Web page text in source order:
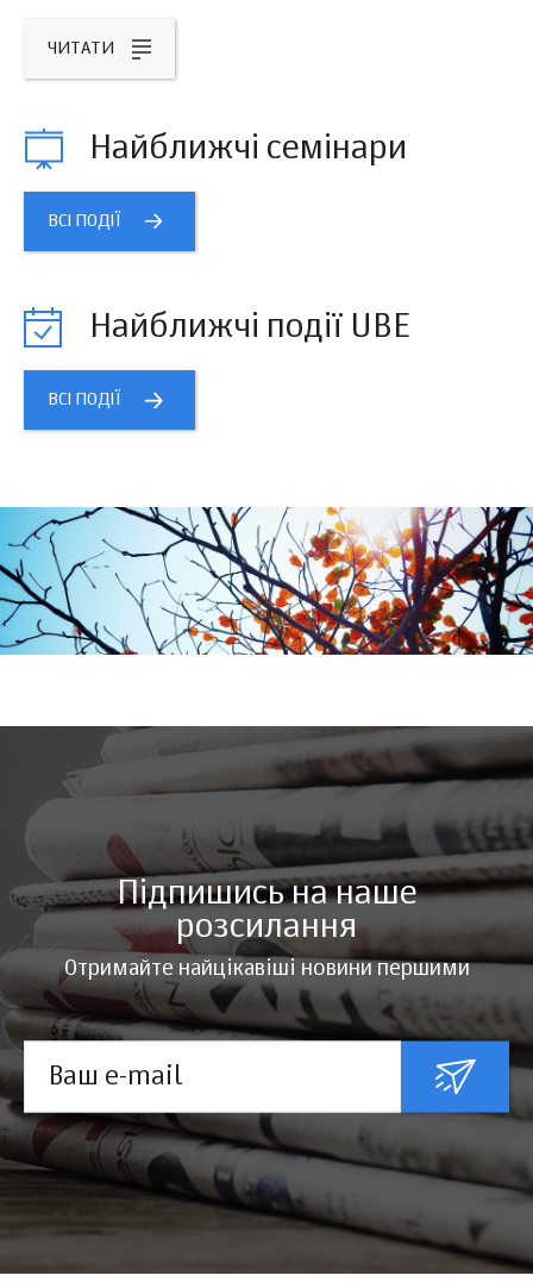
ЧИТАТИ
Найближчі семінари
ВСІ ПОДІЇ
Найближчі події UBE
ВСІ ПОДІЇ
Підпишись на наше
розсилання
Отримайте найцікавіші новини першими